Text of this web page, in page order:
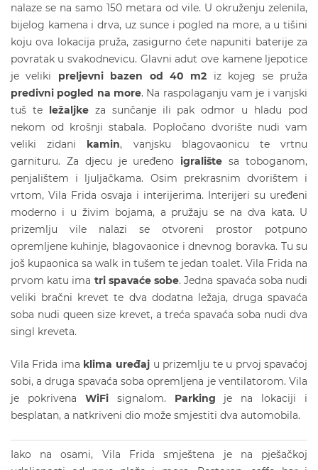
nalaze se na samo 150 metara od vile. U okruženju zelenila,
bijelog kamena i drva, uz sunce i pogled na more, a u tišini
koju ova lokacija pruža, zasigurno ćete napuniti baterije za
povratak u svakodnevicu. Glavni adut ove kamene ljepotice
je veliki preljevni bazen od 40 m2 iz kojeg se pruža
predivni pogled na more. Na raspolaganju vam je i vanjski
tuš te
ležaljkeza sunčanje ili pak odmor u hladu pod
nekom od krošnji stabala. Popločano dvorište nudi vam
veliki zidani
kamin, vanjsku blagovaonicu te vrtnu
garnituru. Za djecu je uređenoigralištesa toboganom,
penjalištem i ljuljačkama. Osim prekrasnim dvorištem i
vrtom, Vila Frida osvaja i interijerima. Interijeri su uređeni
moderno i u živim bojama, a pružaju se na dva kata. U
prizemlju vile nalazi se otvoreni prostor potpuno
opremljene kuhinje, blagovaonice i dnevnog boravka. Tu su
još kupaonica sa walk in tušem te jedan toalet. Vila Frida na
prvom katu ima tri spavaće sobe. Jedna spavaća soba nudi
veliki bračni krevet te dva dodatna ležaja, druga spavaća
soba nudi queen size krevet, a treća spavaća soba nudi dva
singl kreveta.
Vila Frida ima klima uređaj u prizemlju te u prvoj spavaćoj
sobi, a druga spavaća soba opremljena je ventilatorom. Vila
je pokrivena WiFisignalom. Parking je na lokaciji i
besplatan, a natkriveni dio može smjestiti dva automobila.
Iako na osami, Vila Frida smještena je na pješačkoj